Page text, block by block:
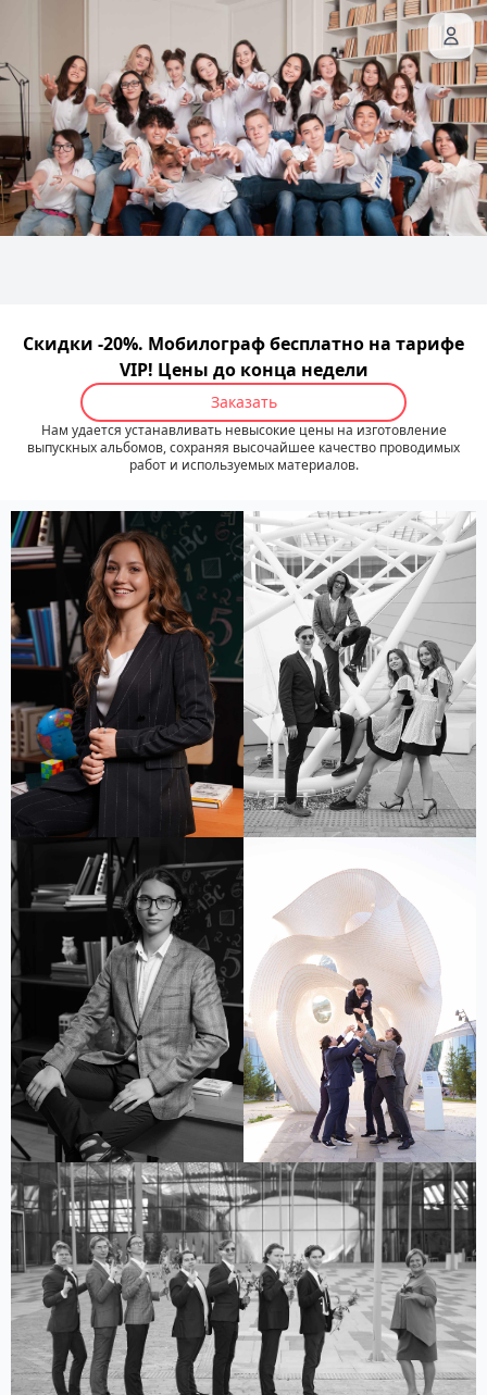
Скидки -20%. Мобилограф бесплатно на тарифе
VIP! Цены до конца недели
Заказать
Нам удается устанавливать невысокие цены на изготовление
выпускных альбомов, сохраняя высочайшее качество проводимых
работ и используемых материалов.